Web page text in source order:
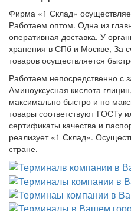
Фирма «1 Склад»
Работаем оптом. Одна из
оперативная доставка. У
хранения в СПб и Москве, За
товаров осуществляется
Работаем непосредственно с
Аминоуксусная кислота
максимально быстро и по
товары соответствуют ГОСТу
сертификаты качества и
реализует «1 Склад».
стране.